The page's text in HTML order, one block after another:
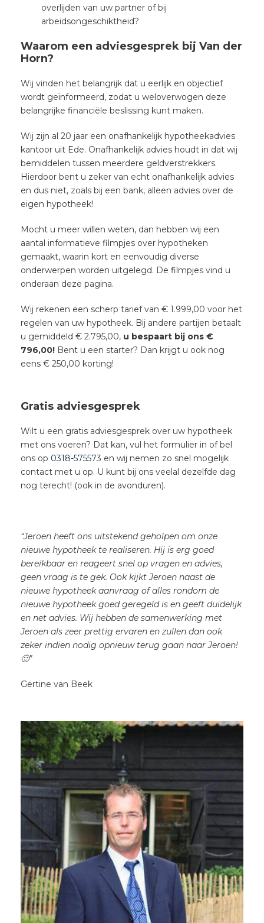
overlijden van uw partner of bij
arbeidsongeschiktheid?
Waarom een adviesgesprek bij Van der
Horn?
Wij vinden het belangrijk dat u eerlijk en objectief
wordt geïnformeerd, zodat u weloverwogen deze
belangrijke financiële beslissing kunt maken.
Wij zijn al 20 jaar een onafhankelijk hypotheekadvies
kantoor uit Ede. Onafhankelijk advies houdt in dat wij
bemiddelen tussen meerdere geldverstrekkers.
Hierdoor bent u zeker van echt onafhankelijk advies
en dus niet, zoals bij een bank, alleen advies over de
eigen hypotheek!
Mocht u meer willen weten, dan hebben wij een
aantal informatieve filmpjes over hypotheken
gemaakt, waarin kort en eenvoudig diverse
onderwerpen worden uitgelegd. De filmpjes vind u
onderaan deze pagina.
Wij rekenen een scherp tarief van € 1.999,00 voor het
regelen van uw hypotheek. Bij andere partijen betaalt
u gemiddeld € 2.795,00, u bespaart bij ons €
796,00! Bent u een starter? Dan krijgt u ook nog
eens € 250,00 korting!
Gratis adviesgesprek
Wilt u een gratis adviesgesprek over uw hypotheek
met ons voeren? Dat kan, vul het formulier in of bel
ons op 0318-575573 en wij nemen zo snel mogelijk
contact met u op. U kunt bij ons veelal dezelfde dag
nog terecht! (ook in de avonduren).
“Jeroen heeft ons uitstekend geholpen om onze
nieuwe hypotheek te realiseren. Hij is erg goed
bereikbaar en reageert snel op vragen en advies,
geen vraag is te gek. Ook kijkt Jeroen naast de
nieuwe hypotheek aanvraag of alles rondom de
nieuwe hypotheek goed geregeld is en geeft duidelijk
en net advies. Wij hebben de samenwerking met
Jeroen als zeer prettig ervaren en zullen dan ook
zeker indien nodig opnieuw terug gaan naar Jeroen!
🙂”
Gertine van Beek